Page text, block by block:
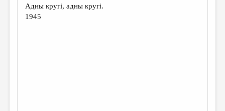
КУЛЬТУРОВЕДЕНИЕ
Адны кругі, адны кругі.
1945